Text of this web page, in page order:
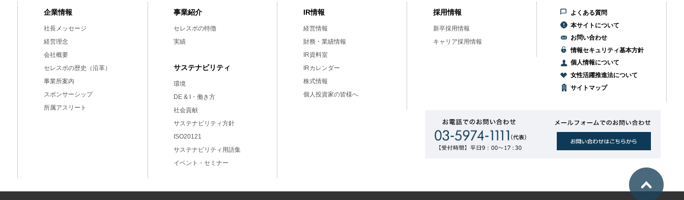
企業情報
社長メッセージ
経営理念
会社概要
セレスポの歴史（沿革）
事業所案内
スポンサーシップ
所属アスリート
事業紹介
セレスポの特徴
実績
サステナビリティ
環境
DE & I・働き方
社会貢献
サステナビリティ方針
ISO20121
サステナビリティ用語集
イベント・セミナー
IR情報
経営情報
財務・業績情報
IR資料室
IRカレンダー
株式情報
個人投資家の皆様へ
採用情報
新卒採用情報
キャリア採用情報
よくある質問
本サイトについて
お問い合わせ
情報セキュリティ基本方針
個人情報について
女性活躍推進法について
サイトマップ